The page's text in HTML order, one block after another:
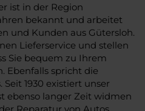
ist in der Region
bekannt und arbeitet
und Kunden aus Gütersloh.
Lieferservice und stellen
Sie bequem zu Ihrem
Ebenfalls spricht die
1930 existiert unser
ebenso langer Zeit widmen
Reparatur von Autos.